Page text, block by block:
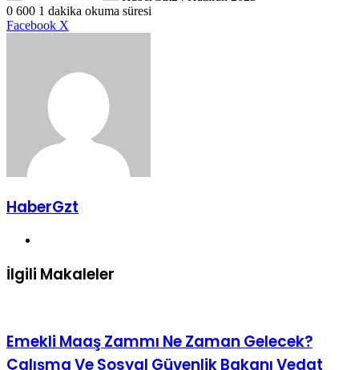
0 600 1 dakika okuma süresi
Facebook X
HaberGzt
İlgili Makaleler
Emekli Maaş Zammı Ne Zaman Gelecek?
Çalışma Ve Sosyal Güvenlik Bakanı Vedat